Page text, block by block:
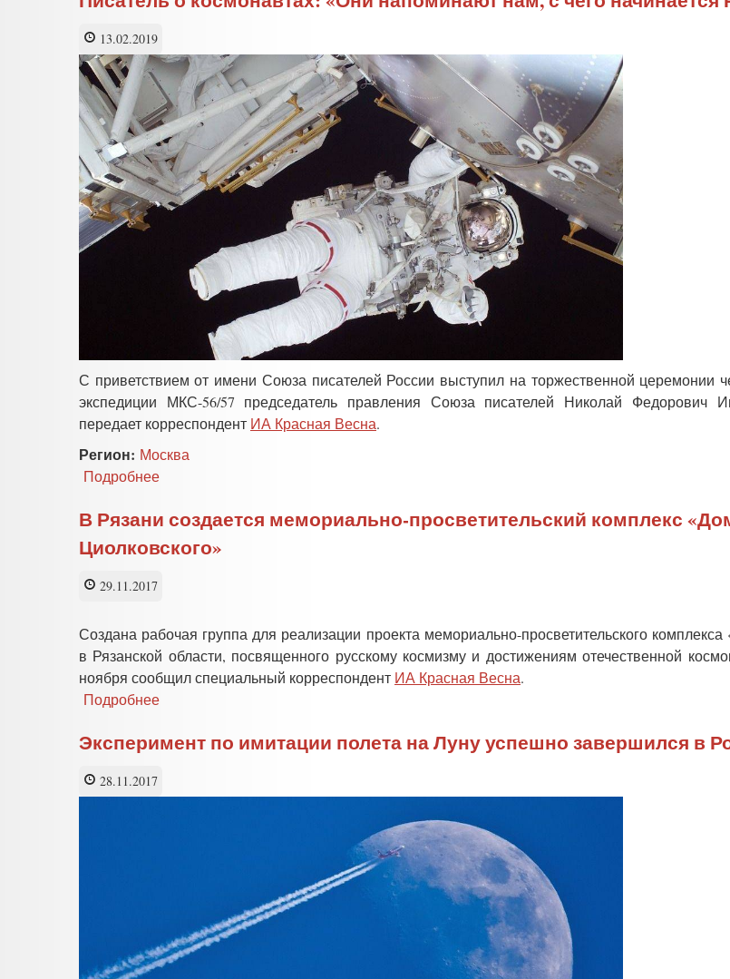
полете
разрушит
экспедицию
—
норвежский
психолог
13.02.2019
С приветствием от имени Союза писателей России выступил на торжественной церемонии
экспедиции МКС-56/57 председатель правления Союза писателей Николай Федорович
передает корреспондент ИА Красная Весна.
Регион: Москва
Подробнее
о
космонавтах:
«Они
начинается
Родина!»
В Рязани создается мемориально-просветительский комплекс
Циолковского»
29.11.2017
Создана рабочая группа для реализации проекта мемориально-просветительского
в Рязанской области, посвященного русскому космизму и достижениям отечественной
ноября сообщил специальный корреспондент ИА Красная Весна.
Подробнее
Рязани
создается
Эксперимент по имитации полета на Луну успешно завершился в
28.11.2017